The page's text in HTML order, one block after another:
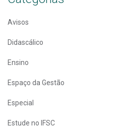
Avisos
Didascálico
Ensino
Espaço da Gestão
Especial
Estude no IFSC